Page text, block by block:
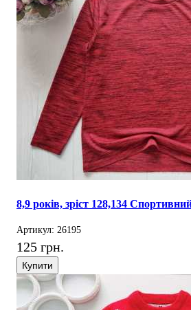
8,9 років, зріст 128,134
Артикул: 26195
125 грн.
Купити